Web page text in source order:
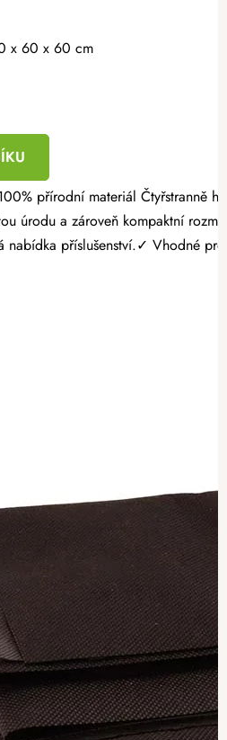
x 60 x 60 cm
úrodu a zároveň kompaktní
nabídka příslušenství.✓ Vhodné